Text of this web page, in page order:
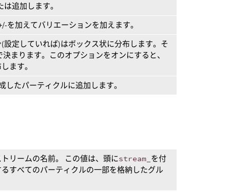
追加します。
を加えてバリエーションを加えます。
定していれば)はボックス状に分布します。そ
まります。このオプションをオンにすると、
ます。
したパーティクルに追加します。
リームの名前。 この値は、頭にstream_ を付
すべてのパーティクルの一部を格納したグル